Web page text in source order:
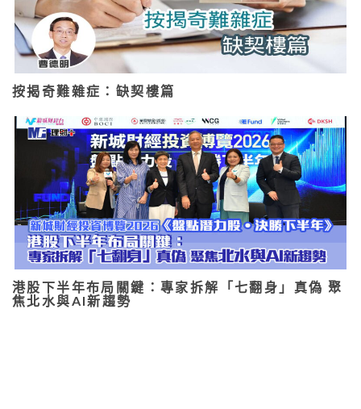
按揭奇難雜症：缺契樓篇
港股下半年布局關鍵：專家拆解「七翻身」真偽 聚
焦北水與AI新趨勢